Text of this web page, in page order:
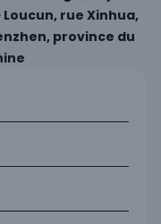
rue Xinhua,
province du